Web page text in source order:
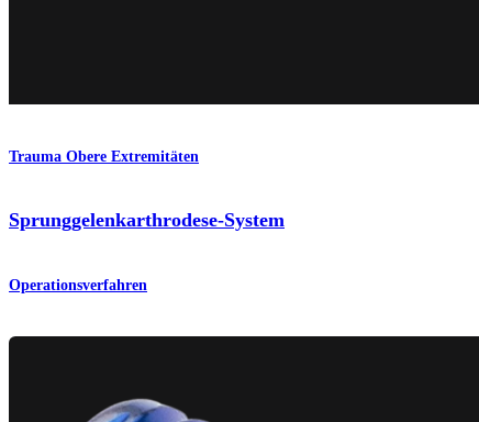
Trauma Obere Extremitäten
Sprunggelenkarthrodese-System
Operationsverfahren